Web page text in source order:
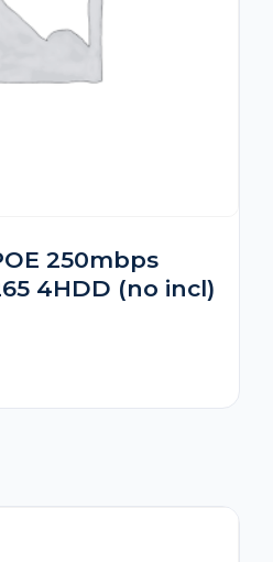
250mbps
4HDD (no incl)